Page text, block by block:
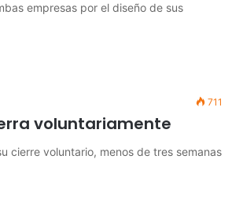
empresas por el diseño de sus
711
voluntariamente
cierre voluntario, menos de tres semanas